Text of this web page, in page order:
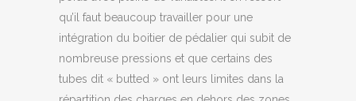
qu’il faut beaucoup travailler pour une
intégration du boitier de pédalier qui subit de
nombreuse pressions et que certains des
tubes dit « butted » ont leurs limites dans la